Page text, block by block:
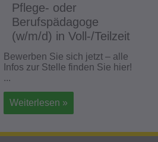
Pflege- oder
Berufspädagoge
(w/m/d) in Voll-/Teilzeit
Bewerben Sie sich jetzt – alle
Infos zur Stelle finden Sie hier!
...
Weiterlesen »